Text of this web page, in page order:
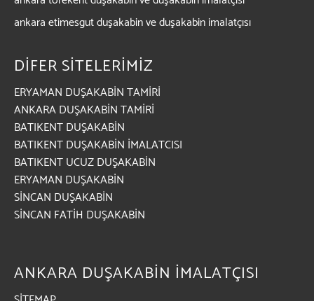
ankara etimesgut duşakabin ve duşakabin imalatçısı
DİFER SİTELERİMİZ
ERYAMAN DUŞAKABİN TAMİRİ
ANKARA DUŞAKABİN TAMİRİ
BATIKENT DUŞAKABİN
BATIKENT DUŞAKABİN İMALATCISI
BATIKENT UCUZ DUŞAKABİN
ERYAMAN DUŞAKABİN
SİNCAN DUŞAKABİN
SİNCAN FATİH DUŞAKABİN
ANKARA DUŞAKABİN İMALATÇISI